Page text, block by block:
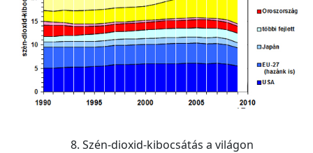
8. Szén-dioxid-kibocsátás a világon